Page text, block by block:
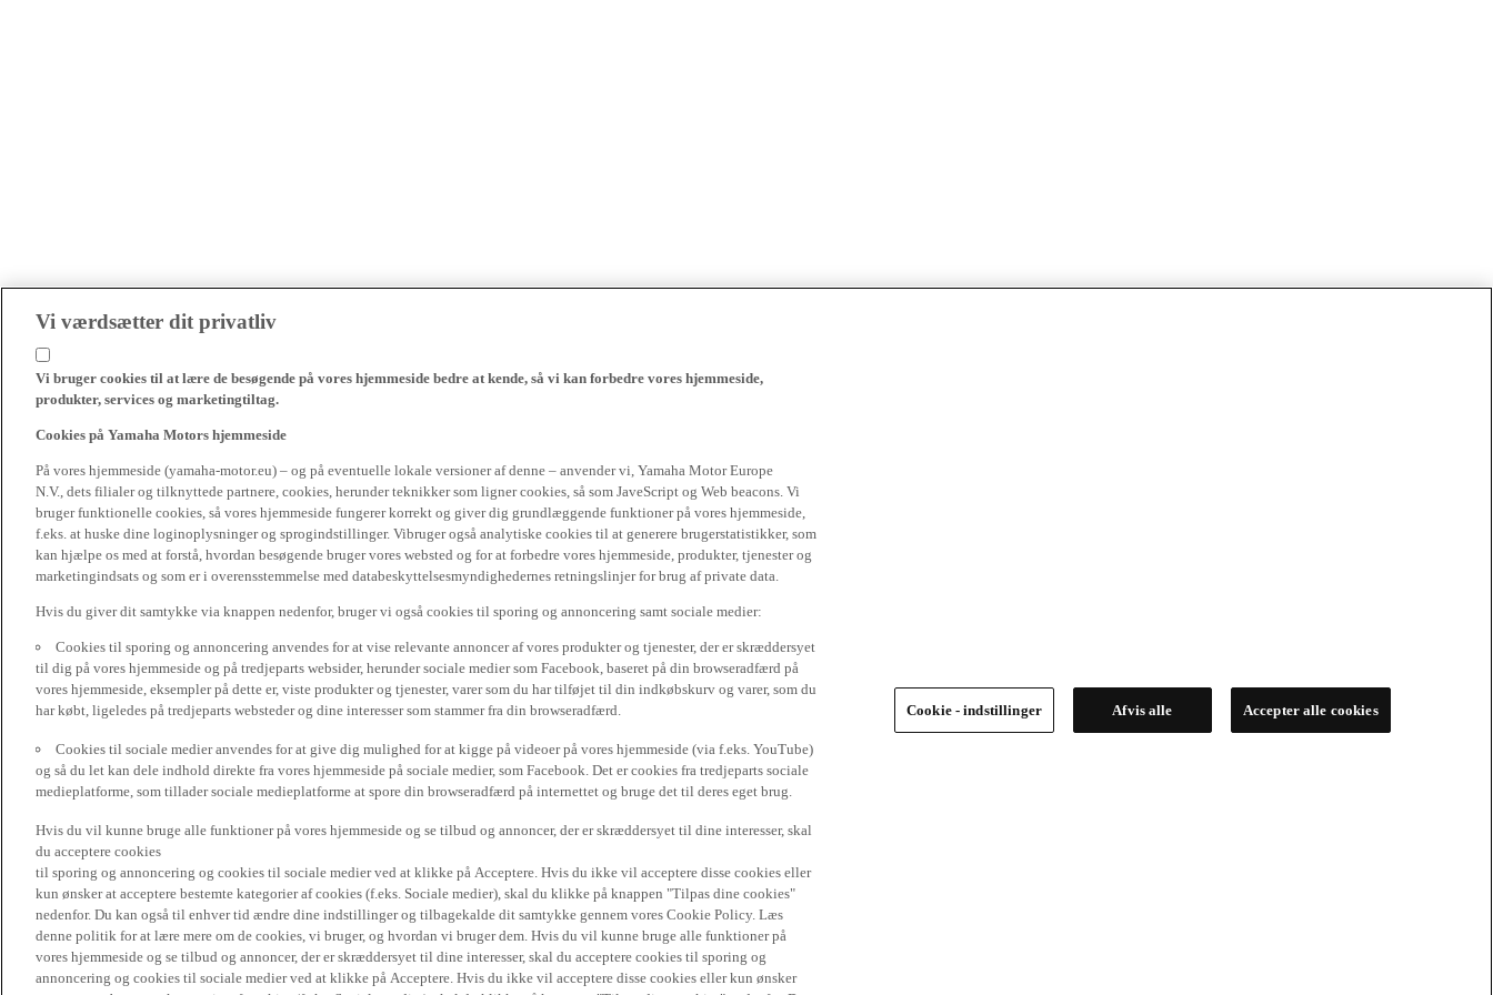
Vi værdsætter dit privatliv
Vi bruger cookies til at lære de besøgende på vores hjemmeside bedre at kende, så vi kan forbedre vores hjemmeside,
produkter, services og marketingtiltag.
Cookies på Yamaha Motors hjemmeside
På vores hjemmeside (yamaha-motor.eu) – og på eventuelle lokale versioner af denne – anvender vi, Yamaha Motor Europe
N.V., dets filialer og tilknyttede partnere, cookies, herunder teknikker som ligner cookies, så som JaveScript og Web beacons. Vi
bruger funktionelle cookies, så vores hjemmeside fungerer korrekt og giver dig grundlæggende funktioner på vores hjemmeside,
f.eks. at huske dine loginoplysninger og sprogindstillinger. Vibruger også analytiske cookies til at generere brugerstatistikker, som
kan hjælpe os med at forstå, hvordan besøgende bruger vores websted og for at forbedre vores hjemmeside, produkter, tjenester og
marketingindsats og som er i overensstemmelse med databeskyttelsesmyndighedernes retningslinjer for brug af private data.
Hvis du giver dit samtykke via knappen nedenfor, bruger vi også cookies til sporing og annoncering samt sociale medier:
Cookies til sporing og annoncering anvendes for at vise relevante annoncer af vores produkter og tjenester, der er skræddersyet
til dig på vores hjemmeside og på tredjeparts websider, herunder sociale medier som Facebook, baseret på din browseradfærd på
vores hjemmeside, eksempler på dette er, viste produkter og tjenester, varer som du har tilføjet til din indkøbskurv og varer, som du
har købt, ligeledes på tredjeparts websteder og dine interesser som stammer fra din browseradfærd.
Cookies til sociale medier anvendes for at give dig mulighed for at kigge på videoer på vores hjemmeside (via f.eks. YouTube)
og så du let kan dele indhold direkte fra vores hjemmeside på sociale medier, som Facebook. Det er cookies fra tredjeparts sociale
medieplatforme, som tillader sociale medieplatforme at spore din browseradfærd på internettet og bruge det til deres eget brug.
Hvis du vil kunne bruge alle funktioner på vores hjemmeside og se tilbud og annoncer, der er skræddersyet til dine interesser, skal
du acceptere cookies
til sporing og annoncering og cookies til sociale medier ved at klikke på Acceptere. Hvis du ikke vil acceptere disse cookies eller
kun ønsker at acceptere bestemte kategorier af cookies (f.eks. Sociale medier), skal du klikke på knappen "Tilpas dine cookies"
nedenfor. Du kan også til enhver tid ændre dine indstillinger og tilbagekalde dit samtykke gennem vores Cookie Policy. Læs
denne politik for at lære mere om de cookies, vi bruger, og hvordan vi bruger dem. Hvis du vil kunne bruge alle funktioner på
vores hjemmeside og se tilbud og annoncer, der er skræddersyet til dine interesser, skal du acceptere cookies til sporing og
annoncering og cookies til sociale medier ved at klikke på Acceptere. Hvis du ikke vil acceptere disse cookies eller kun ønsker
Cookie - indstillinger Afvis alle Accepter alle cookies